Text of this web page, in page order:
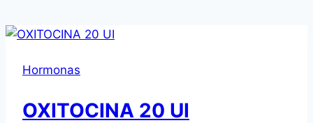
Hormonas
OXITOCINA 20 UI